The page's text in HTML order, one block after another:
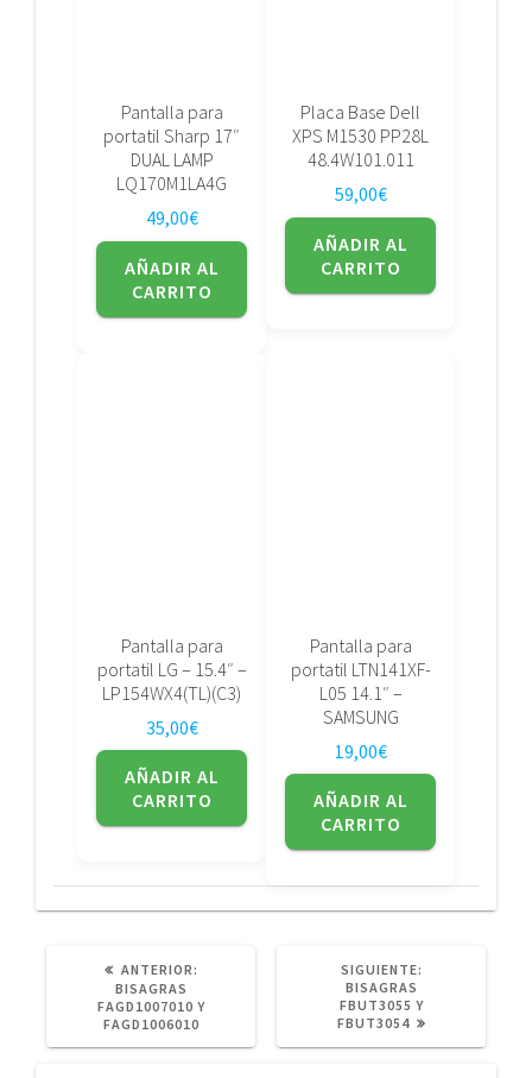
Pantalla para
portatil Sharp 17″
DUAL LAMP
LQ170M1LA4G
49,00€
AÑADIR AL
CARRITO
Placa Base Dell
XPS M1530 PP28L
48.4W101.011
59,00€
AÑADIR AL
CARRITO
Pantalla para
portatil LG – 15.4″ –
LP154WX4(TL)(C3)
35,00€
AÑADIR AL
CARRITO
Pantalla para
portatil LTN141XF-
L05 14.1″ –
SAMSUNG
19,00€
AÑADIR AL
CARRITO
ANTERIOR:
BISAGRAS
FAGD1007010 Y
FAGD1006010
SIGUIENTE:
BISAGRAS
FBUT3055 Y
FBUT3054